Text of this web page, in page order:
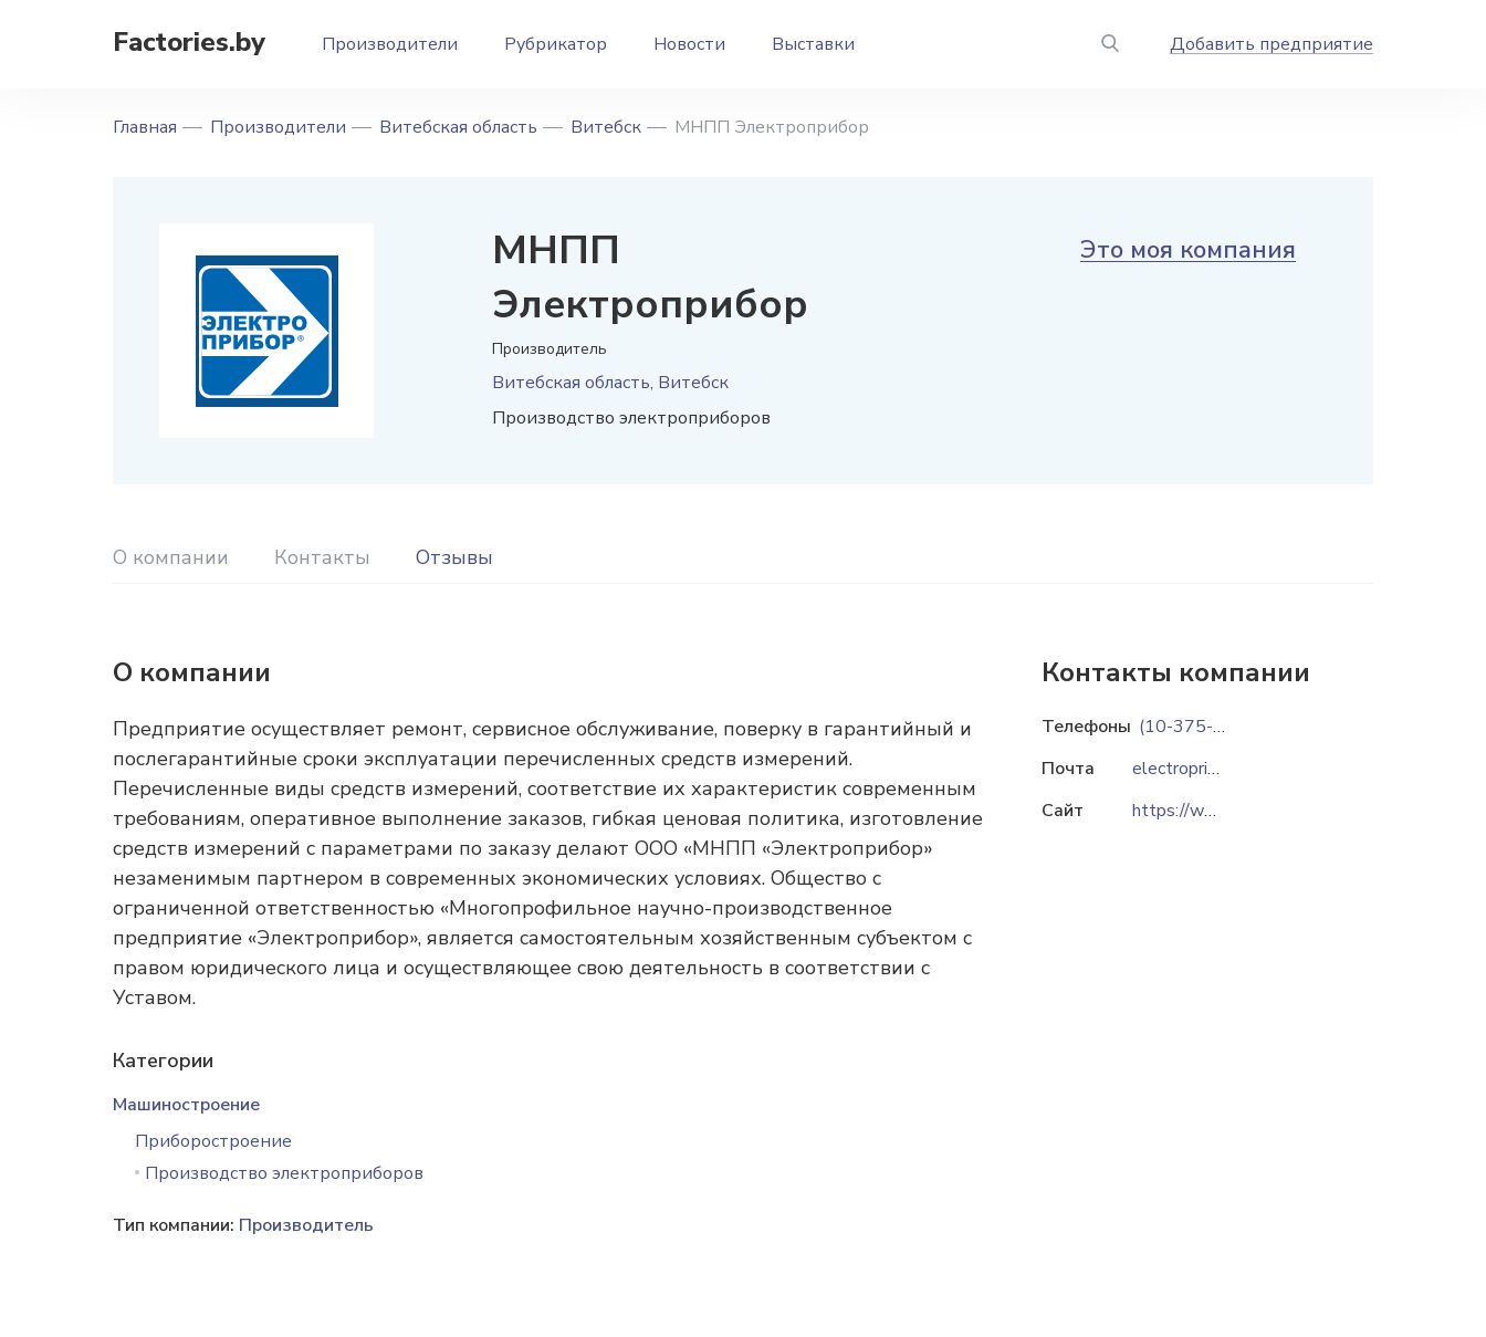
Factories.by Производители Рубрикатор Новости Выставки Добавить предприятие
Главная Производители Витебская область Витебск МНПП Электроприбор
МНПП
Электроприбор
Производитель
Витебская область, Витебск
Производство электроприборов
Это моя компания
О компании Контакты Отзывы
О компании
Предприятие осуществляет ремонт, сервисное обслуживание, поверку в гарантийный и
послегарантийные сроки эксплуатации перечисленных средств измерений.
Перечисленные виды средств измерений, соответствие их характеристик современным
требованиям, оперативное выполнение заказов, гибкая ценовая политика, изготовление
средств измерений с параметрами по заказу делают ООО «МНПП «Электроприбор»
незаменимым партнером в современных экономических условиях. Общество с
ограниченной ответственностью «Многопрофильное научно-производственное
предприятие «Электроприбор», является самостоятельным хозяйственным субъектом с
правом юридического лица и осуществляющее свою деятельность в соответствии с
Уставом.
Категории
Машиностроение
Приборостроение
Производство электроприборов
Тип компании: Производитель
Контакты компании
Телефоны
(10-375-212)672-816
Почта
electropribor@mail.ru
Сайт
https://www.electropribor.by